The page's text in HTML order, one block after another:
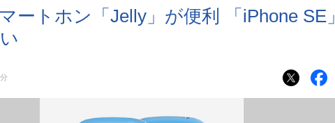
ートホン「Jelly」が便利 「iPhone SE」